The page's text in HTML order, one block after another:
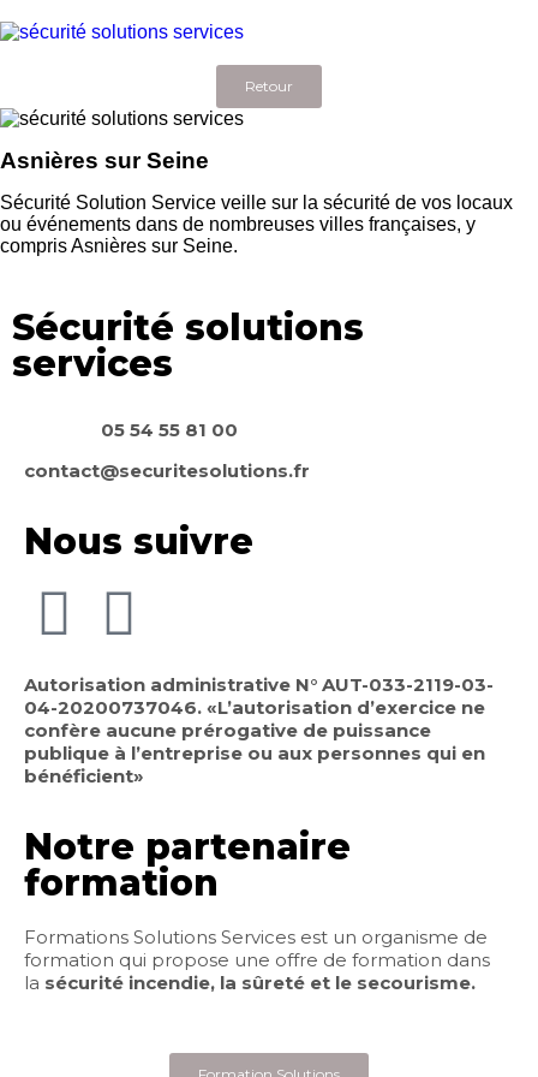
Retour
Asnières sur Seine
Sécurité Solution Service veille sur la sécurité de vos locaux
ou événements dans de nombreuses villes françaises, y
compris Asnières sur Seine.
Sécurité solutions
services
05 54 55 81 00
contact@securitesolutions.fr
Nous suivre
Autorisation administrative N° AUT-033-2119-03-
04-20200737046. «L’autorisation d’exercice ne
confère aucune prérogative de puissance
publique à l’entreprise ou aux personnes qui en
bénéficient»
Notre partenaire
formation
Formations Solutions Services est un organisme de
formation qui propose une offre de formation dans
la sécurité incendie, la sûreté et le secourisme.